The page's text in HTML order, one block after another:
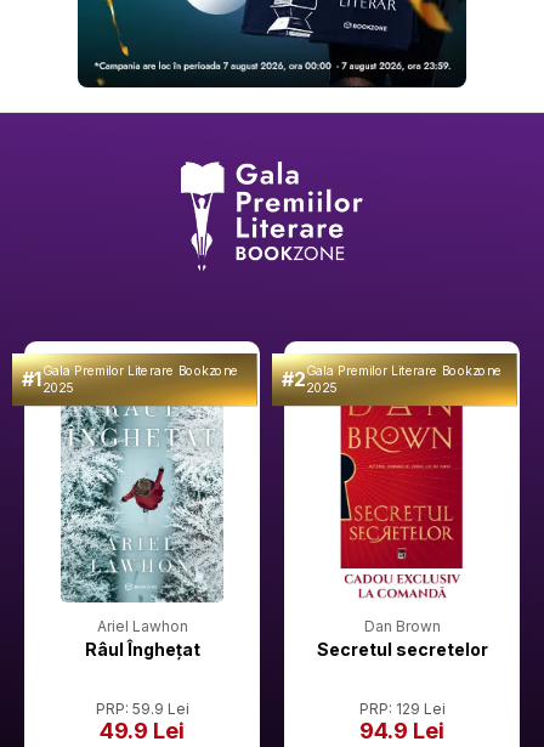
#1Gala Premilor Literare Bookzone
2025
Ariel Lawhon
Râul Înghețat
PRP: 59.9 Lei
49.9 Lei
#2Gala Premilor Literare Bookzone
2025
Dan Brown
Secretul secretelor
PRP: 129 Lei
94.9 Lei